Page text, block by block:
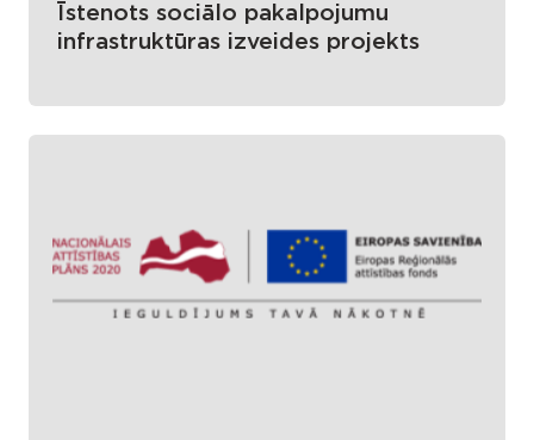
Īstenots sociālo pakalpojumu
infrastruktūras izveides projekts